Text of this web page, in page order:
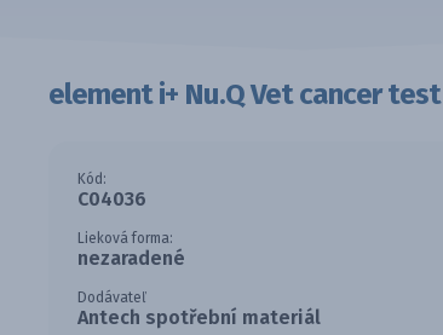
element i+ Nu.Q Vet cancer test
Kód:
C04036
Lieková forma:
nezaradené
Dodávateľ
Antech spotřební materiál